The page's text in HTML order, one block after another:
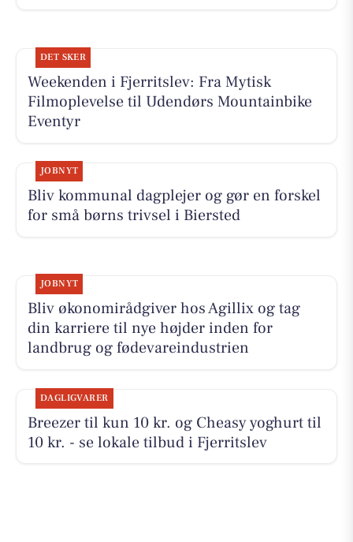
DET SKER
Weekenden i Fjerritslev: Fra Mytisk
Filmoplevelse til Udendørs Mountainbike
Eventyr
JOBNYT
Bliv kommunal dagplejer og gør en forskel
for små børns trivsel i Biersted
JOBNYT
Bliv økonomirådgiver hos Agillix og tag
din karriere til nye højder inden for
landbrug og fødevareindustrien
DAGLIGVARER
Breezer til kun 10 kr. og Cheasy yoghurt til
10 kr. - se lokale tilbud i Fjerritslev